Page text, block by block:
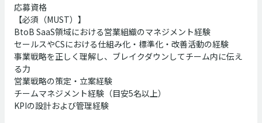
応募資格
【必須（MUST）】
BtoB SaaS領域における営業組織のマネジメント経験
セールスやCSにおける仕組み化・標準化・改善活動の経験
事業戦略を正しく理解し、ブレイクダウンしてチーム内に伝え
る力
営業戦略の策定・立案経験
チームマネジメント経験（目安5名以上）
KPIの設計および管理経験